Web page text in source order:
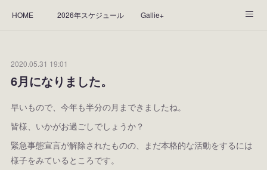
HOME 2026年スケジュール Gallie+
“Kasane Style Art”って？ Yorie's Tapestry Yorie's Goods
ショップ 作品のレンタルについて
2024年 の足跡 2023*足跡
2020.05.31 19:01
6月になりました。
早いもので、今年も半分の月まできましたね。
皆様、いかがお過ごしでしょうか？
緊急事態宣言が解除されたものの、まだ本格的な活動をするには
様子をみているところです。